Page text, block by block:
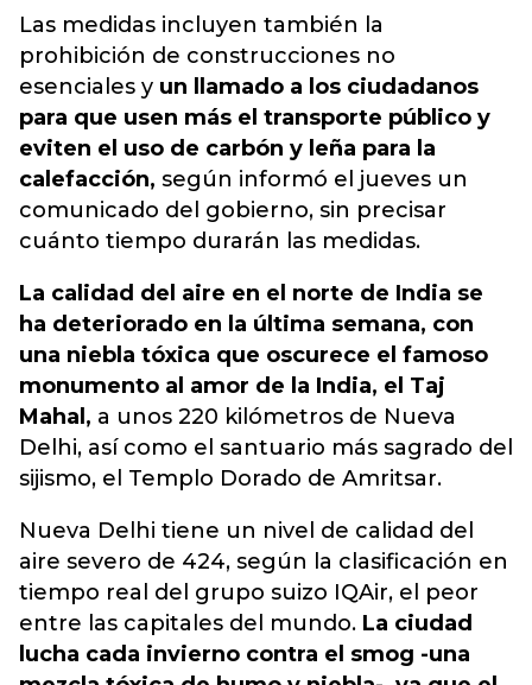
Las medidas incluyen también la
prohibición de construcciones no
esenciales y un llamado a los ciudadanos
para que usen más el transporte público y
eviten el uso de carbón y leña para la
calefacción, según informó el jueves un
comunicado del gobierno, sin precisar
cuánto tiempo durarán las medidas.
La calidad del aire en el norte de India se
ha deteriorado en la última semana, con
una niebla tóxica que oscurece el famoso
monumento al amor de la India, el Taj
Mahal, a unos 220 kilómetros de Nueva
Delhi, así como el santuario más sagrado del
sijismo, el Templo Dorado de Amritsar.
Nueva Delhi tiene un nivel de calidad del
aire severo de 424, según la clasificación en
tiempo real del grupo suizo IQAir, el peor
entre las capitales del mundo. La ciudad
lucha cada invierno contra el smog -una